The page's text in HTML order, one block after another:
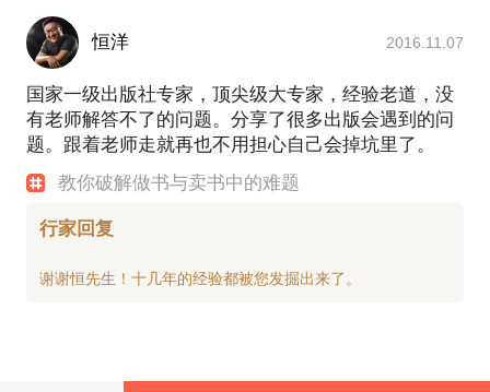
恒洋 2016.11.07
国家一级出版社专家，顶尖级大专家，经验老道，没
有老师解答不了的问题。分享了很多出版会遇到的问
题。跟着老师走就再也不用担心自己会掉坑里了。
教你破解做书与卖书中的难题
行家回复